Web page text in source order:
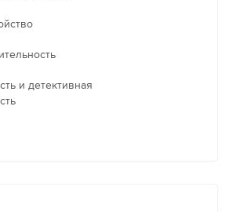
и детективная